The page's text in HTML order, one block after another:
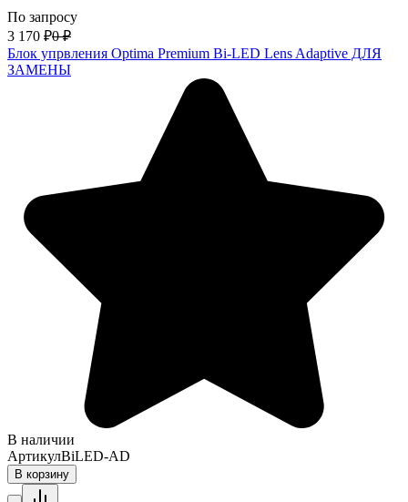
По запросу
3 170 ₽0 ₽
Блок упрвления Optima Premium Bi-LED Lens Adaptive ДЛЯ
ЗАМЕНЫ
В наличии
АртикулBiLED-AD
В корзину